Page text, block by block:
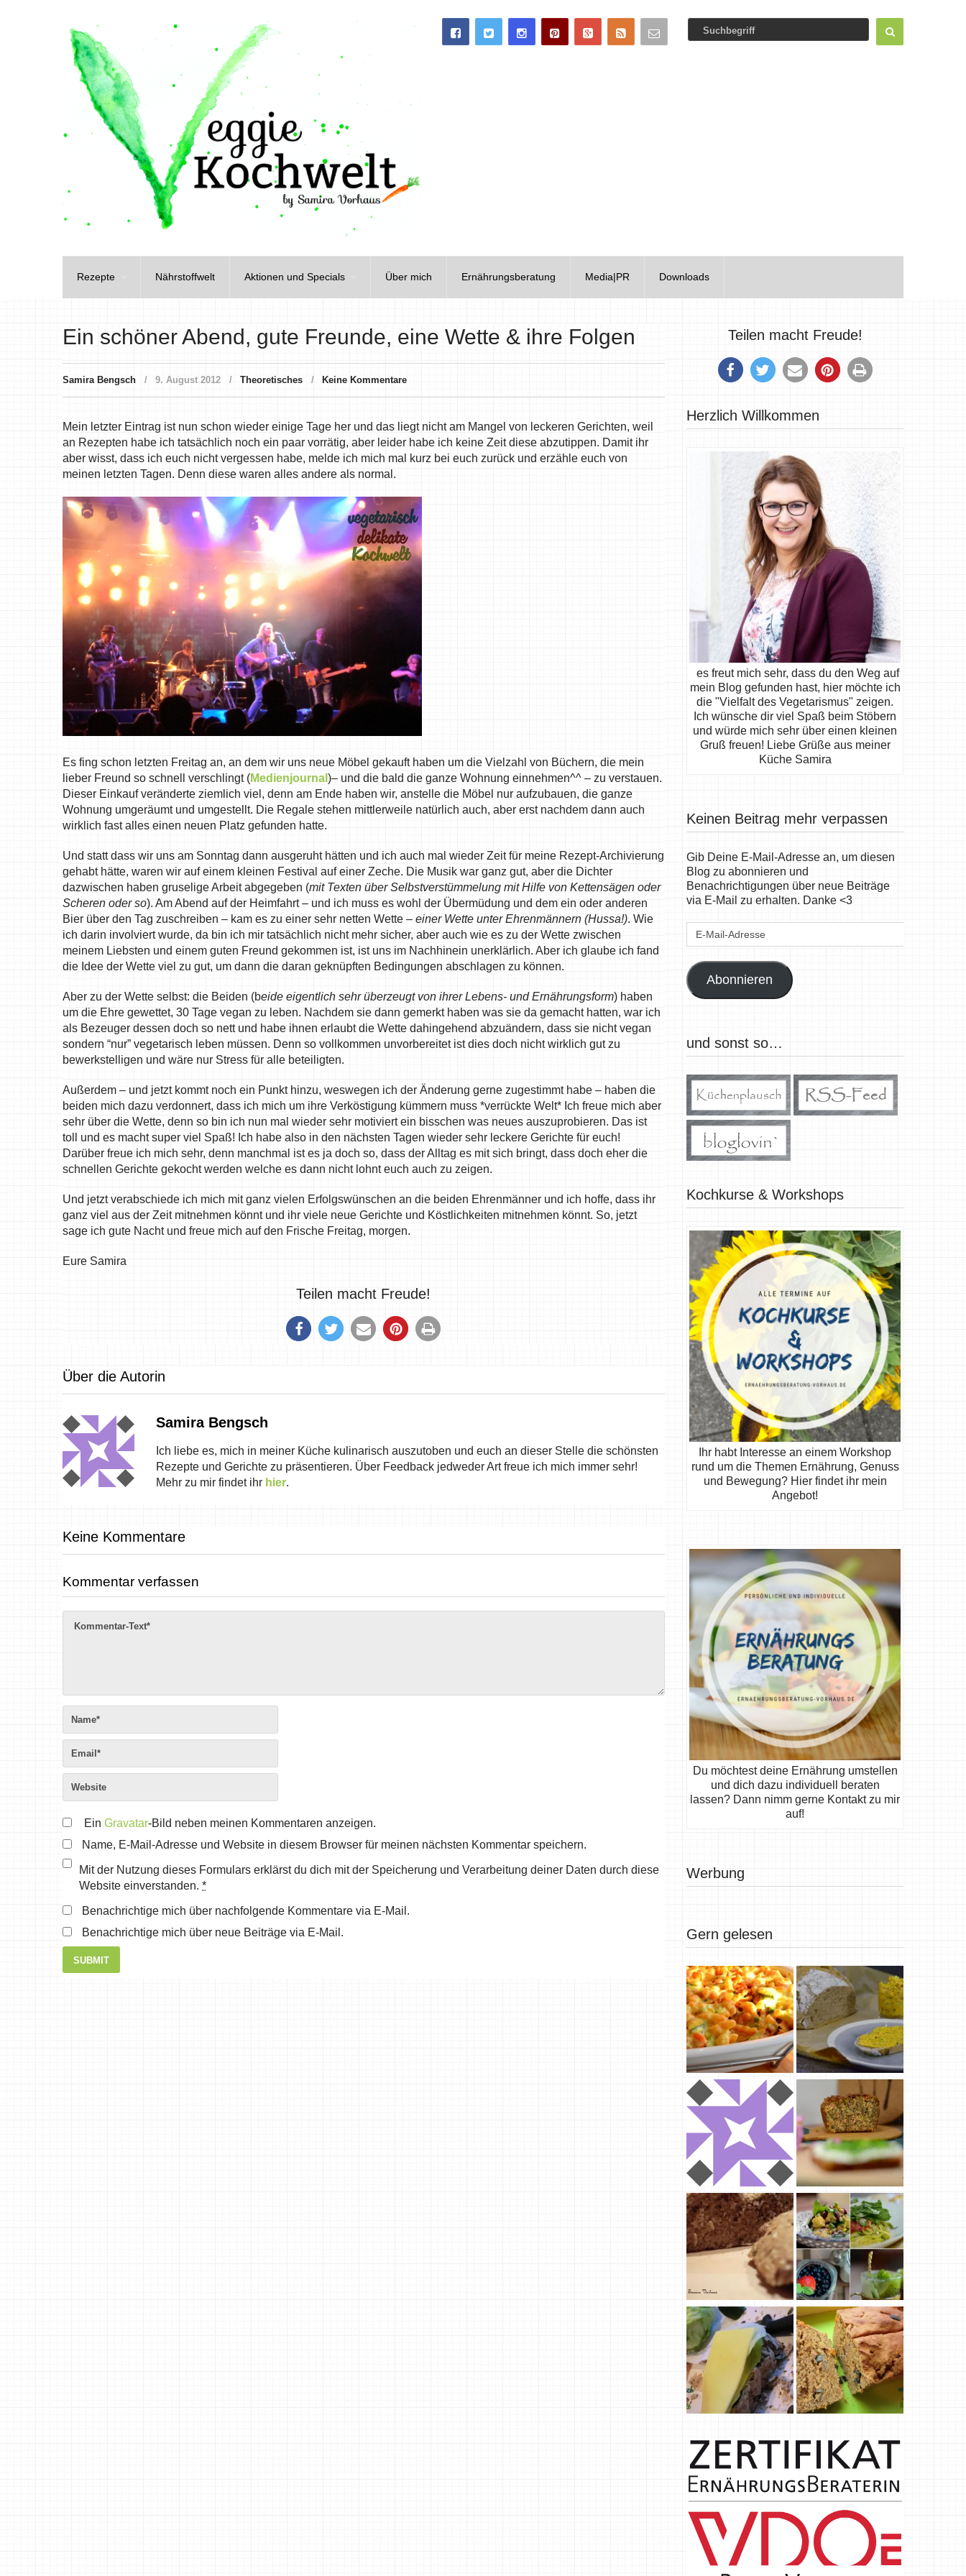
Rezepte Nährstoffwelt Aktionen und Specials Über mich Ernährungsberatung Media|PR Downloads
Ein schöner Abend, gute Freunde, eine Wette & ihre Folgen
Samira Bengsch 9. August 2012 Theoretisches Keine Kommentare
Mein letzter Eintrag ist nun schon wieder einige Tage her und das liegt nicht am Mangel von leckeren Gerichten, weil
an Rezepten habe ich tatsächlich noch ein paar vorrätig, aber leider habe ich keine Zeit diese abzutippen. Damit ihr
aber wisst, dass ich euch nicht vergessen habe, melde ich mich mal kurz bei euch zurück und erzähle euch von
meinen letzten Tagen. Denn diese waren alles andere als normal.
Es fing schon letzten Freitag an, an dem wir uns neue Möbel gekauft haben um die Vielzahl von Büchern, die mein
lieber Freund so schnell verschlingt (Medienjournal )– und die bald die ganze Wohnung einnehmen^^ – zu verstauen.
Dieser Einkauf veränderte ziemlich viel, denn am Ende haben wir, anstelle die Möbel nur aufzubauen, die ganze
Wohnung umgeräumt und umgestellt. Die Regale stehen mittlerweile natürlich auch, aber erst nachdem dann auch
wirklich fast alles einen neuen Platz gefunden hatte.
Und statt dass wir uns am Sonntag dann ausgeruht hätten und ich auch mal wieder Zeit für meine Rezept-Archivierung
gehabt hätte, waren wir auf einem kleinen Festival auf einer Zeche. Die Musik war ganz gut, aber die Dichter
dazwischen haben gruselige Arbeit abgegeben (mit Texten über Selbstverstümmelung mit Hilfe von Kettensägen oder
Scheren oder so). Am Abend auf der Heimfahrt – und ich muss es wohl der Übermüdung und dem ein oder anderen
Bier über den Tag zuschreiben – kam es zu einer sehr netten Wette – einer Wette unter Ehrenmännern (Hussa!). Wie
ich darin involviert wurde, da bin ich mir tatsächlich nicht mehr sicher, aber auch wie es zu der Wette zwischen
meinem Liebsten und einem guten Freund gekommen ist, ist uns im Nachhinein unerklärlich. Aber ich glaube ich fand
die Idee der Wette viel zu gut, um dann die daran geknüpften Bedingungen abschlagen zu können.
Aber zu der Wette selbst: die Beiden (beide eigentlich sehr überzeugt von ihrer Lebens- und Ernährungsform) haben
um die Ehre gewettet, 30 Tage vegan zu leben. Nachdem sie dann gemerkt haben was sie da gemacht hatten, war ich
als Bezeuger dessen doch so nett und habe ihnen erlaubt die Wette dahingehend abzuändern, dass sie nicht vegan
sondern “nur” vegetarisch leben müssen. Denn so vollkommen unvorbereitet ist dies doch nicht wirklich gut zu
bewerkstelligen und wäre nur Stress für alle beteiligten.
Außerdem – und jetzt kommt noch ein Punkt hinzu, weswegen ich der Änderung gerne zugestimmt habe – haben die
beiden mich dazu verdonnert, dass ich mich um ihre Verköstigung kümmern muss *verrückte Welt* Ich freue mich aber
sehr über die Wette, denn so bin ich nun mal wieder sehr motiviert ein bisschen was neues auszuprobieren. Das ist
toll und es macht super viel Spaß! Ich habe also in den nächsten Tagen wieder sehr leckere Gerichte für euch!
Darüber freue ich mich sehr, denn manchmal ist es ja doch so, dass der Alltag es mit sich bringt, dass doch eher die
schnellen Gerichte gekocht werden welche es dann nicht lohnt euch auch zu zeigen.
Und jetzt verabschiede ich mich mit ganz vielen Erfolgswünschen an die beiden Ehrenmänner und ich hoffe, dass ihr
ganz viel aus der Zeit mitnehmen könnt und ihr viele neue Gerichte und Köstlichkeiten mitnehmen könnt. So, jetzt
sage ich gute Nacht und freue mich auf den Frische Freitag, morgen.
Eure Samira
Teilen macht Freude!
Über die Autorin
Samira Bengsch
Ich liebe es, mich in meiner Küche kulinarisch auszutoben und euch an dieser Stelle die schönsten
Rezepte und Gerichte zu präsentieren. Über Feedback jedweder Art freue ich mich immer sehr!
Mehr zu mir findet ihr hier.
Keine Kommentare
Kommentar verfassen
EinGravatar-Bild neben meinen Kommentaren anzeigen.
Name, E-Mail-Adresse und Website in diesem Browser für meinen nächsten Kommentar speichern.
Mit der Nutzung dieses Formulars erklärst du dich mit der Speicherung und Verarbeitung deiner Daten durch diese
Website einverstanden. *
Benachrichtige mich über nachfolgende Kommentare via E-Mail.
Benachrichtige mich über neue Beiträge via E-Mail.
Teilen macht Freude!
Herzlich Willkommen
es freut mich sehr, dass du den Weg auf
mein Blog gefunden hast, hier möchte ich
die "Vielfalt des Vegetarismus" zeigen.
Ich wünsche dir viel Spaß beim Stöbern
und würde mich sehr über einen kleinen
Gruß freuen! Liebe Grüße aus meiner
Küche Samira
Keinen Beitrag mehr verpassen
Gib Deine E-Mail-Adresse an, um diesen
Blog zu abonnieren und
Benachrichtigungen über neue Beiträge
via E-Mail zu erhalten. Danke <3
E-
Abonnieren
und sonst so…
Kochkurse & Workshops
Ihr habt Interesse an einem Workshop
rund um die Themen Ernährung, Genuss
und Bewegung? Hier findet ihr mein
Angebot!
Du möchtest deine Ernährung umstellen
und dich dazu individuell beraten
lassen? Dann nimm gerne Kontakt zu mir
auf!
Werbung
Gern gelesen